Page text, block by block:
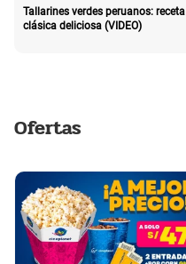
Tallarines verdes peruanos: receta
clásica deliciosa (VIDEO)
Ofertas